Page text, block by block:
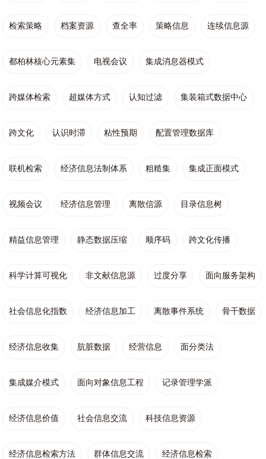
检索策略 档案资源 查全率 策略信息 连续信息源
都柏林核心元素集 电视会议 集成消息器模式
跨媒体检索 超媒体方式 认知过滤 集装箱式数据中心
跨文化 认识时滞 粘性预期 配置管理数据库
联机检索 经济信息法制体系 粗糙集 集成正面模式
视频会议 经济信息管理 离散信源 目录信息树
精益信息管理 静态数据压缩 顺序码 跨文化传播
科学计算可视化 非文献信息源 过度分享 面向服务架构
社会信息化指数 经济信息加工 离散事件系统 骨干数据
经济信息收集 肮脏数据 经营信息 面分类法
集成媒介模式 面向对象信息工程 记录管理学派
经济信息价值 社会信息交流 科技信息资源
经济信息检索方法 群体信息交流 经济信息检索